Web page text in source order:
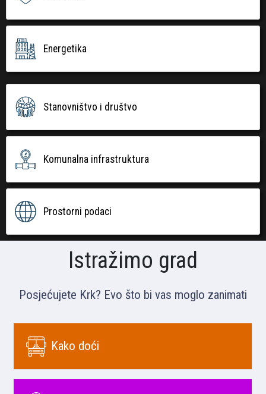
Energetika
Stanovništvo i društvo
Komunalna infrastruktura
Prostorni podaci
Istražimo grad
Posjećujete Krk? Evo što bi vas moglo zanimati
Kako doći